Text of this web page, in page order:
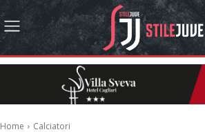
Home Calciatori